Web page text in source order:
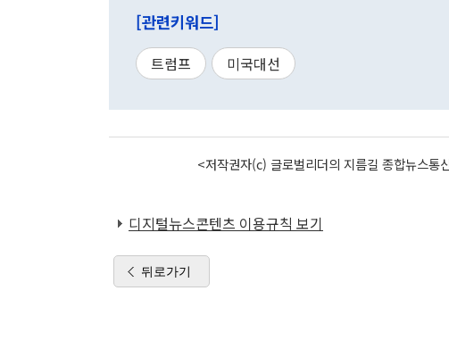
[관련키워드]
트럼프 미국대선
<저작권자(c) 글로벌리더의 지름길 종합뉴스
디지털뉴스콘텐츠 이용규칙 보기
뒤로가기